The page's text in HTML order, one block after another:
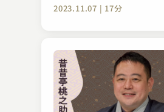
2023.11.07 | 17分